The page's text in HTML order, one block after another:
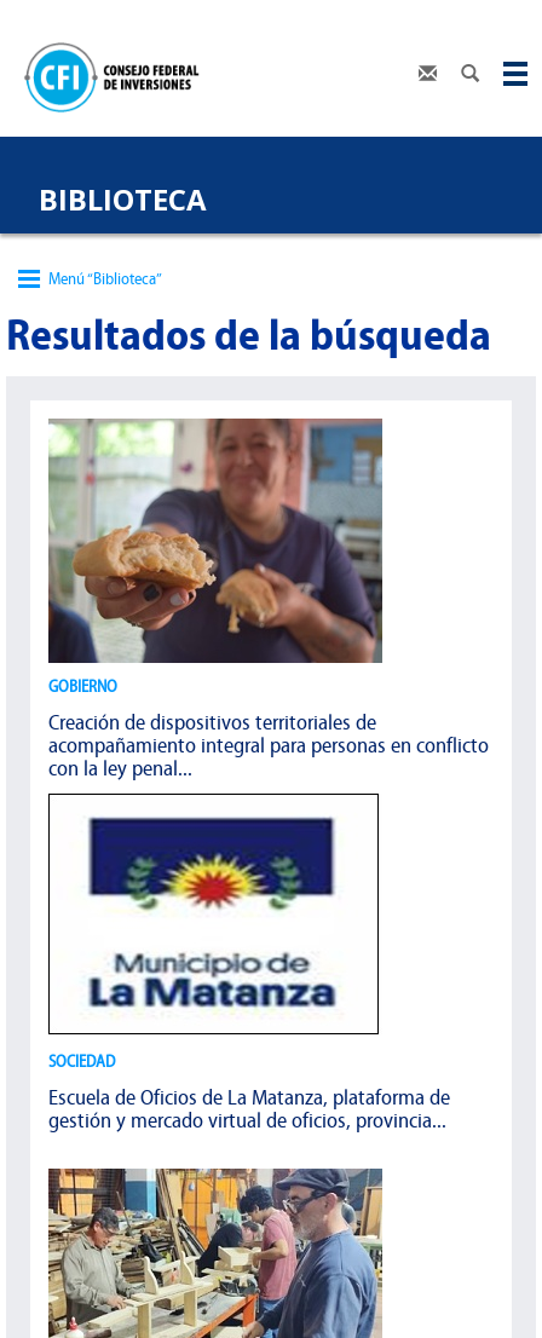
BIBLIOTECA
Menú “Biblioteca”
Resultados de la búsqueda
GOBIERNO
Creación de dispositivos territoriales de
acompañamiento integral para personas en conflicto
con la ley penal...
SOCIEDAD
Escuela de Oficios de La Matanza, plataforma de
gestión y mercado virtual de oficios, provincia...